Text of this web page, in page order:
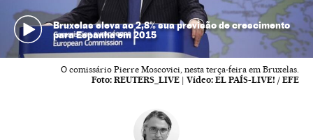
Bruxelas eleva ao 2,8% sua previsão de crescimento
para Espanha em 2015
O comissário Pierre Moscovici, nesta terça-feira em Bruxelas.
Foto: REUTERS_LIVE | Vídeo: EL PAÍS-LIVE! / EFE